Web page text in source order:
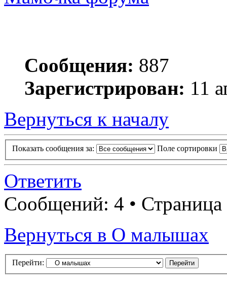
Сообщения: 887
Зарегистрирован: 11
Вернуться к началу
Показать сообщения за: Поле сортировки
Ответить
Сообщений: 4 • Страница
Вернуться в О малышах
Перейти: